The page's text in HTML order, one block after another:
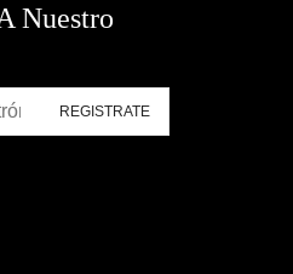
Nuestro